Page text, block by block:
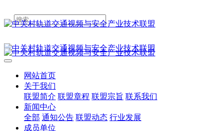
网站首页
关于我们
联盟简介 联盟章程 联盟宗旨 联系我们
新闻中心
全部 通知公告 联盟动态 行业发展
成员单位